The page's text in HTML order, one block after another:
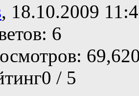
, 18.10.2009
6
/ 5